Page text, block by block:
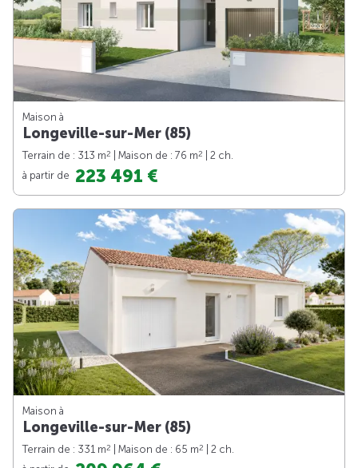
Maison à
Longeville-sur-Mer (85)
Terrain de : 313 m2 | Maison de : 76 m2
| 2 ch.
à partir de 223 491 €
Maison à
Longeville-sur-Mer (85)
Terrain de : 331 m2 | Maison de : 65 m2
| 2 ch.